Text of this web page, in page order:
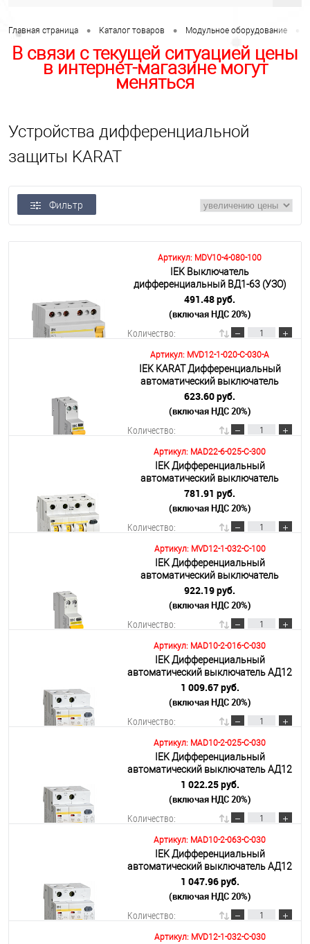
Главная страница • Каталог товаров • Модульное оборудование
В связи с текущей ситуацией цены
в интернет-магазине могут
меняться
Устройства дифференциальной
защиты KARAT
Фильтр
Артикул: MDV10-4-080-100
IEK Выключатель
дифференциальный ВД1-63 (УЗО)
4Р 80А 100мА
491.48 руб.
(включая НДС 20%)
Количество:
В корзину
Подробнее
Артикул: MVD12-1-020-C-030-A
IEK KARAT Дифференциальный
автоматический выключатель
АВДТ32ML тип A С20 30мА
623.60 руб.
(включая НДС 20%)
Количество:
В корзину
Подробнее
Артикул: MAD22-6-025-C-300
IEK Дифференциальный
автоматический выключатель
АВДТ 34 C25 300мА
781.91 руб.
(включая НДС 20%)
Количество:
В корзину
Подробнее
Артикул: MVD12-1-032-C-100
IEK Дифференциальный
автоматический выключатель
АВДТ32МL С32 100мА KARAT
922.19 руб.
(включая НДС 20%)
Количество:
В корзину
Подробнее
Артикул: MAD10-2-016-C-030
IEK Дифференциальный
автоматический выключатель АД12
2Р 16А 30мА
1 009.67 руб.
(включая НДС 20%)
Количество:
В корзину
Подробнее
Артикул: MAD10-2-025-C-030
IEK Дифференциальный
автоматический выключатель АД12
2Р 25А 30мА
1 022.25 руб.
(включая НДС 20%)
Количество:
В корзину
Подробнее
Артикул: MAD10-2-063-C-030
IEK Дифференциальный
автоматический выключатель АД12
2Р 63А 30мА
1 047.96 руб.
(включая НДС 20%)
Количество:
Артикул: MVD12-1-032-C-030